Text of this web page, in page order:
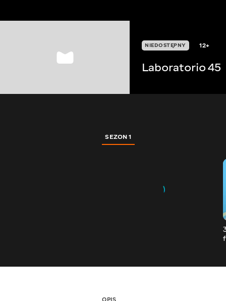
NIEDOSTĘPNY 12+
Laboratorio 45
SEZON 1